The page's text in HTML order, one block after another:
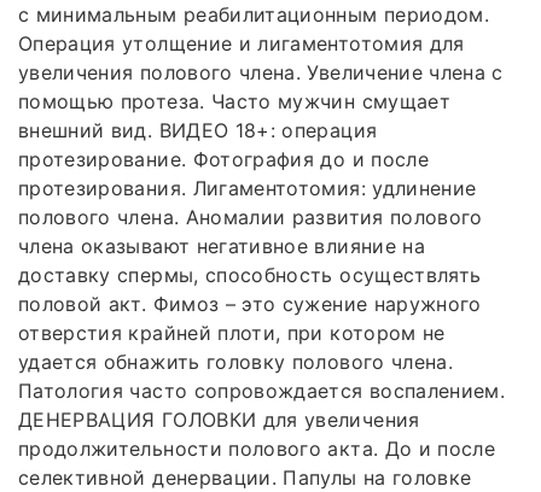
с минимальным реабилитационным периодом.
Операция утолщение и лигаментотомия для
увеличения полового члена. Увеличение члена с
помощью протеза. Часто мужчин смущает
внешний вид. ВИДЕО 18+: операция
протезирование. Фотография до и после
протезирования. Лигаментотомия: удлинение
полового члена. Аномалии развития полового
члена оказывают негативное влияние на
доставку спермы, способность осуществлять
половой акт. Фимоз – это сужение наружного
отверстия крайней плоти, при котором не
удается обнажить головку полового члена.
Патология часто сопровождается воспалением.
ДЕНЕРВАЦИЯ ГОЛОВКИ для увеличения
продолжительности полового акта. До и после
селективной денервации. Папулы на головке